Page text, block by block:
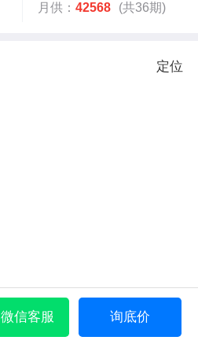
月供： 42568 (共36期)
定位
微信客服 询底价